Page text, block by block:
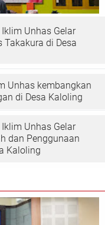
Unhas Gelar
di Desa
Unhas kembangkan
di Desa Kaloling
Unhas Gelar
dan Penggunaan
Kaloling